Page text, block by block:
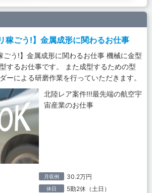
稼ごう!】金属成形に関わるお仕事
ごう!】金属成形に関わるお仕事 機械に金型
するお仕事です。 また成型するための型
ーによる研磨作業を行っていただきます。
北陸レア案件!!!最先端の航空宇
宙産業のお仕事
月収例 30.2万円
休日 5勤2休（土日）